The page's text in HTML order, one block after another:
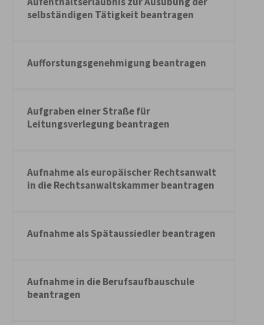
selbständigen Tätigkeit beantragen
Aufforstungsgenehmigung beantragen
Aufgraben einer Straße für
Leitungsverlegung beantragen
Aufnahme als europäischer Rechtsanwalt
in die Rechtsanwaltskammer beantragen
Aufnahme als Spätaussiedler beantragen
Aufnahme in die Berufsaufbauschule
beantragen